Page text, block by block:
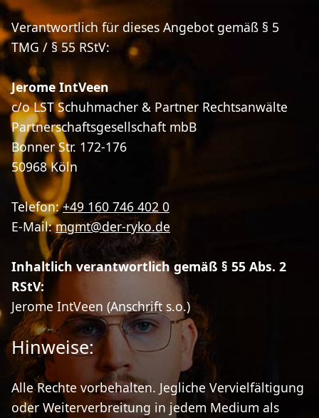
Verantwortlich für dieses Angebot gemäß § 5
TMG / § 55 RStV:
Jerome IntVeen
c/o LST Schuhmacher & Partner Rechtsanwälte
Partnerschaftsgesellschaft mbB
Bonner Str. 172-176
50968 Köln
Telefon:+49 160 746 402 0
E-Mail:mgmt@der-ryko.de
Inhaltlich verantwortlich gemäß § 55 Abs. 2
RStV:
Jerome IntVeen (Anschrift s.o.)
Hinweise:
Alle Rechte vorbehalten. Jegliche Vervielfältigung
oder Weiterverbreitung in jedem Medium als